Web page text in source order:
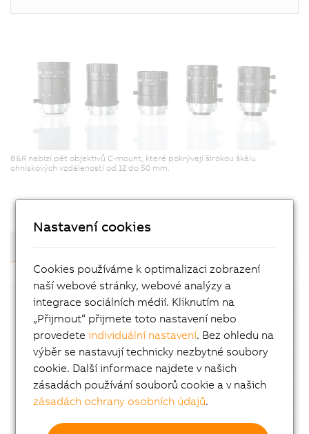
B&R nabízí pět objektivů C-mount, které pokrývají širokou škálu
ohniskových vzdáleností od 12 do 50 mm.
Calibration plate
Cables
Cable accessories
Installation accessories
Nastavení cookies
Cookies používáme k optimalizaci zobrazení
naší webové stránky, webové analýzy a
integrace sociálních médií. Kliknutím na
„Přijmout“ přijmete toto nastavení nebo
provedeteindividuální nastavení. Bez ohledu na
výběr se nastavují technicky nezbytné soubory
cookie. Další informace najdete v našich
zásadách používání souborů cookie a v našich
zásadách ochrany osobních údajů.